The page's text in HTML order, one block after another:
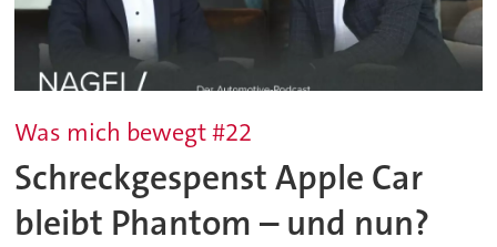
Was mich bewegt #22
Schreckgespenst Apple Car
bleibt Phantom – und nun?